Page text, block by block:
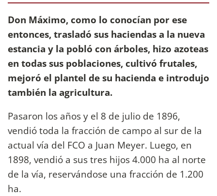
Don Máximo, como lo conocían por ese
entonces, trasladó sus haciendas a la nueva
estancia y la pobló con árboles, hizo azoteas
en todas sus poblaciones, cultivó frutales,
mejoró el plantel de su hacienda e introdujo
también la agricultura.
Pasaron los años y el 8 de julio de 1896,
vendió toda la fracción de campo al sur de la
actual vía del FCO a Juan Meyer. Luego, en
1898, vendió a sus tres hijos 4.000 ha al norte
de la vía, reservándose una fracción de 1.200
ha.